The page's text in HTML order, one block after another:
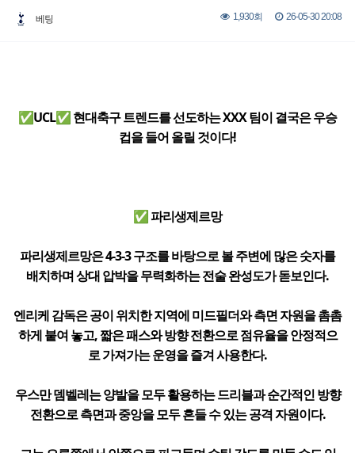
베팅 1,930회 26-05-30 20:08
✅UCL✅ 현대축구 트렌드를 선도하는 XXX 팀이 결국은 우승
컵을 들어 올릴 것이다!
✅ 파리생제르망
파리생제르망은 4-3-3 구조를 바탕으로 볼 주변에 많은 숫자를
배치하며 상대 압박을 무력화하는 전술 완성도가 돋보인다.
엔리케 감독은 공이 위치한 지역에 미드필더와 측면 자원을 촘촘
하게 붙여 놓고, 짧은 패스와 방향 전환으로 점유율을 안정적으
로 가져가는 운영을 즐겨 사용한다.
우스만 뎀벨레는 양발을 모두 활용하는 드리블과 순간적인 방향
전환으로 측면과 중앙을 모두 흔들 수 있는 공격 자원이다.